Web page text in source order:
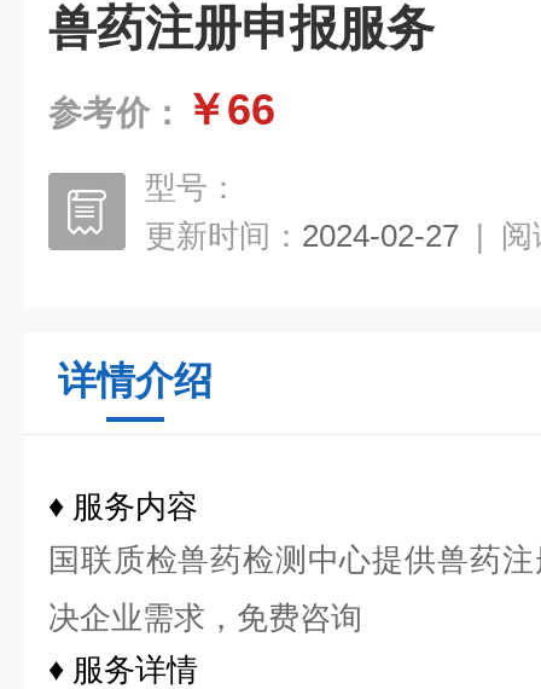
兽药注册申报服务
参考价： ￥66
型号：
更新时间： 2024-02-27 | 阅
详情介绍
♦ 服务内容
国联质检兽药检测中心提供兽药
决企业需求，免费咨询
♦ 服务详情